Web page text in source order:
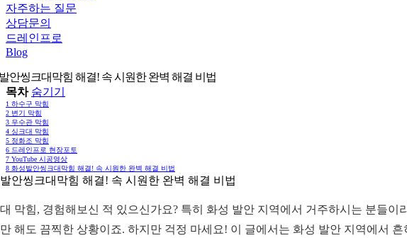
자주하는 질문
상담문의
드레인프로
Blog
안씽크대막힘 해결! 속 시원한 완벽 해결 비법
목차 숨기기
1 하수구 막힘
2 변기 막힘
3 우수관 막힘
4 싱크대 막힘
5 정화조 막힘
6 드레인프로 현장포토
7 YouTube 시공영상
8 화성발안씽크대막힘 해결! 속 시원한 완벽 해결 비법
안씽크대막힘 해결! 속 시원한 완벽 해결 비법
막힘, 경험해보신 적 있으신가요? 특히 화성 발안 지역에서 거주하시는 분들
해도 끔찍한 상황이죠. 하지만 걱정 마세요! 이 글에서는 화성 발안 지역에서